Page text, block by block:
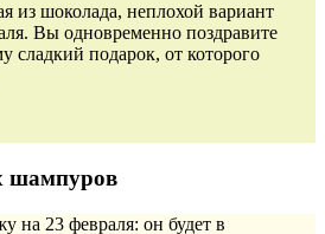
из шоколада, неплохой вариант
Вы одновременно поздравите
сладкий подарок, от которого
шампуров